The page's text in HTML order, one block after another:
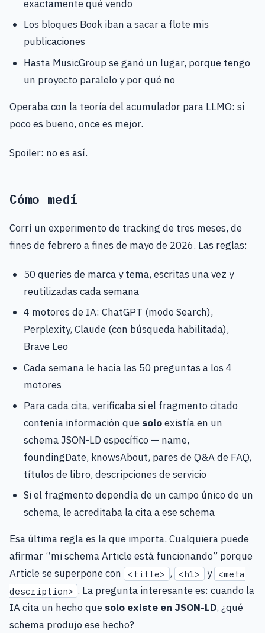
exactamente qué vendo
Los bloques Book iban a sacar a flote mis
publicaciones
Hasta MusicGroup se ganó un lugar, porque tengo
un proyecto paralelo y por qué no
Operaba con la teoría del acumulador para LLMO: si
poco es bueno, once es mejor.
Spoiler: no es así.
Cómo medí
Corrí un experimento de tracking de tres meses, de
fines de febrero a fines de mayo de 2026. Las reglas:
50 queries de marca y tema, escritas una vez y
reutilizadas cada semana
4 motores de IA: ChatGPT (modo Search),
Perplexity, Claude (con búsqueda habilitada),
Brave Leo
Cada semana le hacía las 50 preguntas a los 4
motores
Para cada cita, verificaba si el fragmento citado
contenía información que soloexistía en un
schema JSON-LD específico — name,
foundingDate, knowsAbout, pares de Q&A de FAQ,
títulos de libro, descripciones de servicio
Si el fragmento dependía de un campo único de un
schema, le acreditaba la cita a ese schema
Esa última regla es la que importa. Cualquiera puede
afirmar “mi schema Article está funcionando” porque
Article se superpone con
<title> , <h1> y <meta
description> . La pregunta interesante es: cuando la
IA cita un hecho que solo existe en JSON-LD, ¿qué
schema produjo ese hecho?